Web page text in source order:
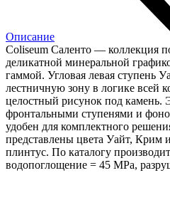
Описание
Coliseum Саленто — коллекция
деликатной минеральной
гаммой. Угловая левая ступень
лестничную зону в логике всей
целостный рисунок под камень.
фронтальными ступенями и
удобен для комплектного
представлены цвета Уайт, Крим
плинтус. По каталогу
водопоглощение = 45 MPa,